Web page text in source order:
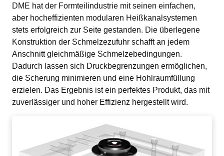
DME hat der Formteilindustrie mit seinen einfachen,
aber hocheffizienten modularen Heißkanalsystemen
stets erfolgreich zur Seite gestanden. Die überlegene
Konstruktion der Schmelzezufuhr schafft an jedem
Anschnitt gleichmäßige Schmelzebedingungen.
Dadurch lassen sich Druckbegrenzungen ermöglichen,
die Scherung minimieren und eine Hohlraumfüllung
erzielen. Das Ergebnis ist ein perfektes Produkt, das mit
zuverlässiger und hoher Effizienz hergestellt wird.